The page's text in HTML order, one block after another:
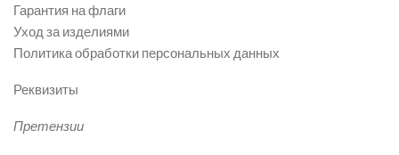
Гарантия на флаги
Уход за изделиями
Политика обработки персональных данных
Реквизиты
Претензии